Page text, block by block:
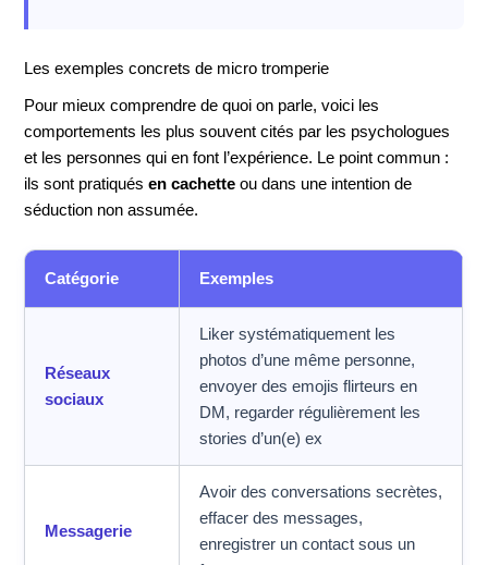
Les exemples concrets de micro tromperie
Pour mieux comprendre de quoi on parle, voici les
comportements les plus souvent cités par les psychologues
et les personnes qui en font l’expérience. Le point commun :
ils sont pratiquésen cachette ou dans une intention de
séduction non assumée.
Catégorie Exemples
Réseaux
sociaux
Liker systématiquement les
photos d’une même personne,
envoyer des emojis flirteurs en
DM, regarder régulièrement les
stories d’un(e) ex
Messagerie
Avoir des conversations secrètes,
effacer des messages,
enregistrer un contact sous un